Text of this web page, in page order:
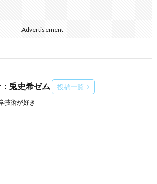
Advertisement
兎史希ゼム 投稿一覧
技術が好き